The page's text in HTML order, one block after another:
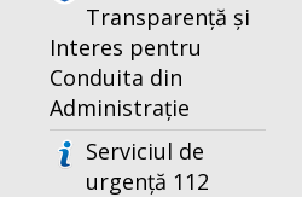
Transparență și
Interes pentru
Conduita din
Administrație
Serviciul de
urgență 112